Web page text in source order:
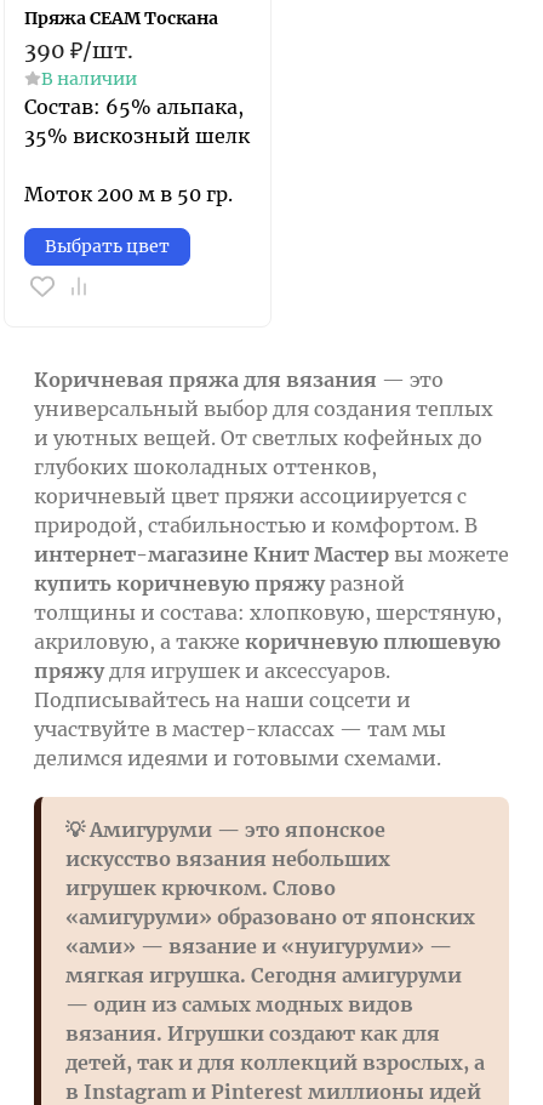
Пряжа СЕАМ Тоскана
390 ₽/шт.
В наличии
Состав: 65% альпака,
35% вискозный шелк
Моток 200 м в 50 гр.
Выбрать цвет
Коричневая пряжа для вязания — это
универсальный выбор для создания теплых
и уютных вещей. От светлых кофейных до
глубоких шоколадных оттенков,
коричневый цвет пряжи ассоциируется с
природой, стабильностью и комфортом. В
интернет-магазине Книт Мастер вы можете
купить коричневую пряжуразной
толщины и состава: хлопковую, шерстяную,
акриловую, а также коричневую плюшевую
пряжудля игрушек и аксессуаров.
Подписывайтесь на наши соцсети и
участвуйте в мастер-классах — там мы
делимся идеями и готовыми схемами.
💡 Амигуруми — это японское
искусство вязания небольших
игрушек крючком. Слово
«амигуруми» образовано от японских
«ами» — вязание и «нуигуруми» —
мягкая игрушка. Сегодня амигуруми
— один из самых модных видов
вязания. Игрушки создают как для
детей, так и для коллекций взрослых, а
в Instagram и Pinterest миллионы идей